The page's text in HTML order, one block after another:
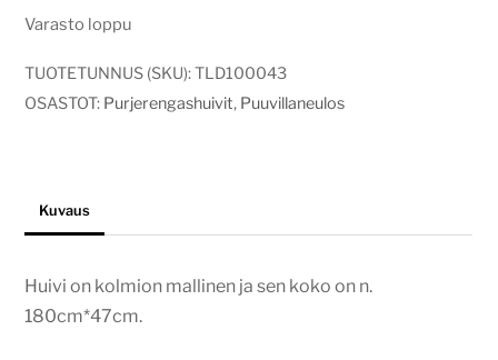
Varasto loppu
TUOTETUNNUS (SKU):TLD100043
OSASTOT: Purjerengashuivit, Puuvillaneulos
Kuvaus
Huivi on kolmion mallinen ja sen koko on n.
180cm*47cm.